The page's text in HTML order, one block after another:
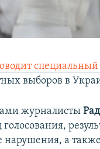
КРЫМА
выборов в
журналисты
нарушения, а